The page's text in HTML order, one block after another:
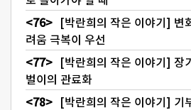
[박란희의 작은 이야기] 변
려움 극복이 우선
[박란희의 작은 이야기] 장
벌이의 관료화
[박란희의 작은 이야기] 기